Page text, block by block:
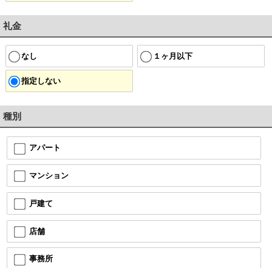
礼金
なし １ヶ月以下
指定しない
種別
アパート
マンション
戸建て
店舗
事務所